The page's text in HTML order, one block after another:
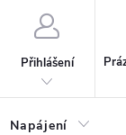
Přihlášení
Napájení